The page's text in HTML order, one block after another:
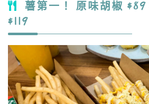
薯第一！ 原味胡椒 $89
$119